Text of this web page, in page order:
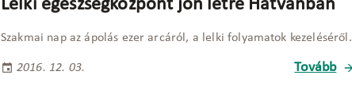
Lelki egészségközpont jön létre Hatvanban
Szakmai nap az ápolás ezer arcáról, a lelki folyamatok kezeléséről.
2016. 12. 03. Tovább